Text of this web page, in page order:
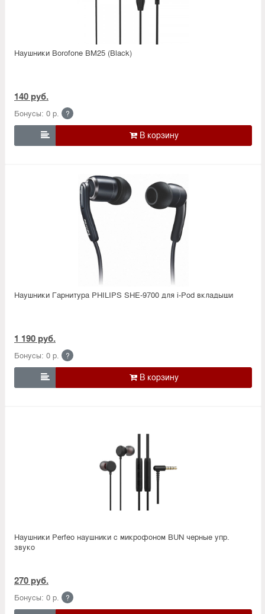
Наушники Borofone BM25 (Black)
140 руб.
Бонусы: 0 р. ?

Наушники Гарнитура PHILIPS SHE-9700 для i-Pod вкладыши
1 190 руб.
Бонусы: 0 р. ?

Наушники Perfeo наушники c микрофоном BUN черные упр.
звуко
270 руб.
Бонусы: 0 р. ?